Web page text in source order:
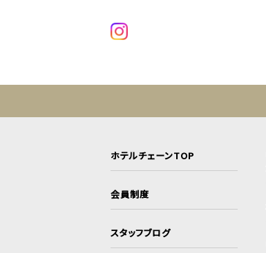
ホテルチェーンTOP
会員制度
スタッフブログ